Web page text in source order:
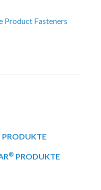
Product Fasteners
PRODUKTE
® PRODUKTE